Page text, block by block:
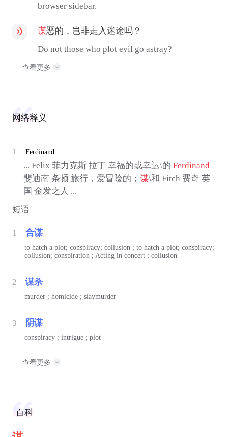
browser sidebar.
谋恶的，岂非走入迷途吗？
Do not those who plot evil go astray?
查看更多
网络释义
1 Ferdinand
... Felix 菲力克斯 拉丁 幸福的或幸运\的 Ferdinand
斐迪南 条顿 旅行，爱冒险的； 谋\和 Fitch 费奇 英
国 金发之人 ...
短语
1 合谋
to hatch a plot; conspiracy; collusion ; to hatch a plot; conspiracy;
collusion; conspiration ; Acting in concert ; collusion
2 谋杀
murder ; homicide ; slaymurder
3 阴谋
conspiracy ; intrigue ; plot
查看更多
百科